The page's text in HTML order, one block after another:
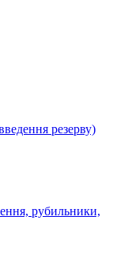
резерву)
рубильники,